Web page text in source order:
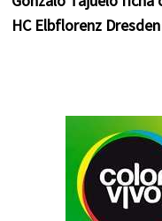
HC Elbflorenz Dresden